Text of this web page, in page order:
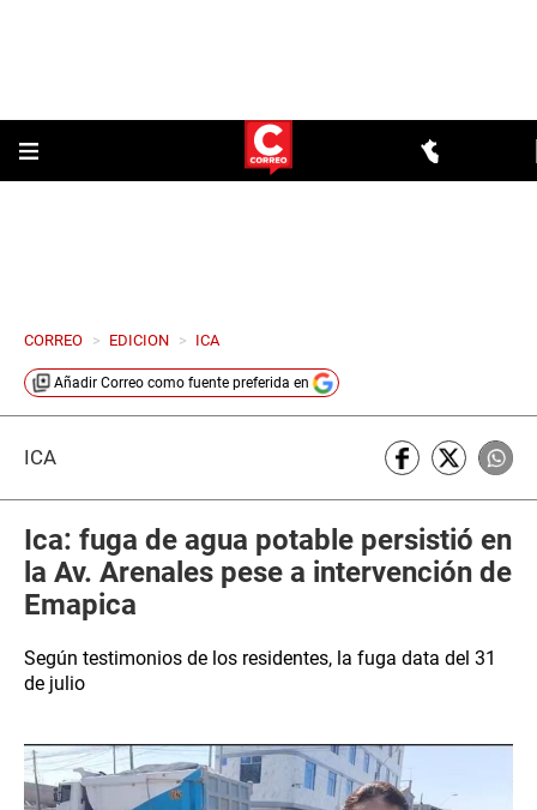
CORREO > EDICION > ICA
Añadir Correo como fuente preferida en
ICA
Ica: fuga de agua potable persistió en
la Av. Arenales pese a intervención de
Emapica
Según testimonios de los residentes, la fuga data del 31
de julio